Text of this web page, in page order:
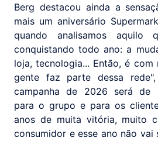
Berg destacou ainda a
mais um aniversário
quando analisamos
conquistando todo ano: a
loja, tecnologia... Então, é
gente faz parte dessa
campanha de 2026 será de
para o grupo e para os
anos de muita vitória, muito
consumidor e esse ano não vai